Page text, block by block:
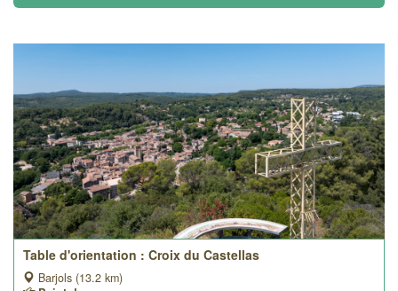
Table d'orientation : Croix du Castellas
Barjols (13.2 km)